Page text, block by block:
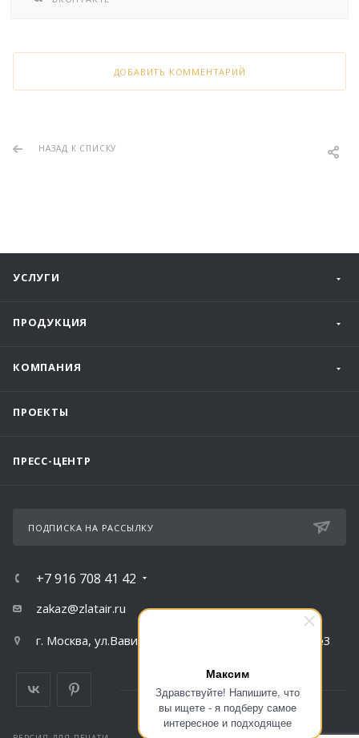
Максим
Здравствуйте! Напишите, что
вы ищете - я подберу самое
интересное и подходящее
ДОБАВИТЬ КОММЕНТАРИЙ
НАЗАД К СПИСКУ
УСЛУГИ
ПРОДУКЦИЯ
КОМПАНИЯ
ПРОЕКТЫ
ПРЕСС-ЦЕНТР
ПОДПИСКА НА РАССЫЛКУ
+7 916 708 41 42
zakaz@zlatair.ru
г. Москва, ул.Вавилова, д.79, корпус 1, подъезд №3